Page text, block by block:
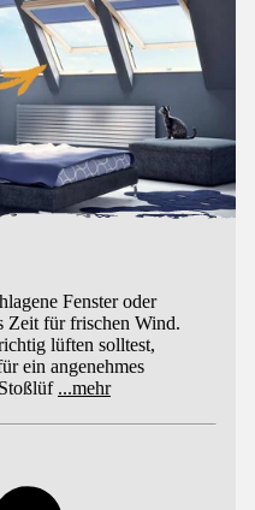
Fenster oder
Zeit für frischen Wind.
lüften solltest,
ein angenehmes
...mehr